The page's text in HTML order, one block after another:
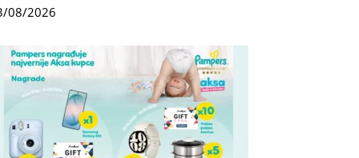
08/2026